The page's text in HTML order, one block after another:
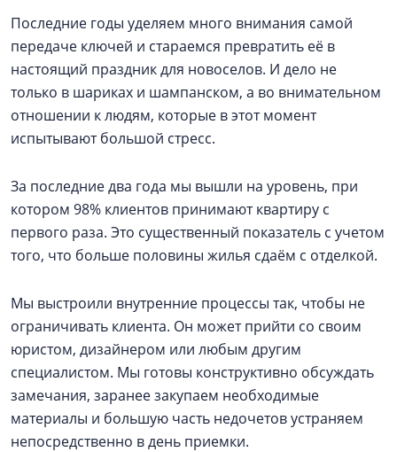
Последние годы уделяем много внимания самой
передаче ключей и стараемся превратить её в
настоящий праздник для новоселов. И дело не
только в шариках и шампанском, а во внимательном
отношении к людям, которые в этот момент
испытывают большой стресс.
За последние два года мы вышли на уровень, при
котором 98% клиентов принимают квартиру с
первого раза. Это существенный показатель с учетом
того, что больше половины жилья сдаём с отделкой.
Мы выстроили внутренние процессы так, чтобы не
ограничивать клиента. Он может прийти со своим
юристом, дизайнером или любым другим
специалистом. Мы готовы конструктивно обсуждать
замечания, заранее закупаем необходимые
материалы и большую часть недочетов устраняем
непосредственно в день приемки.